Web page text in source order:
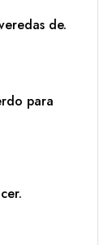
de.
para